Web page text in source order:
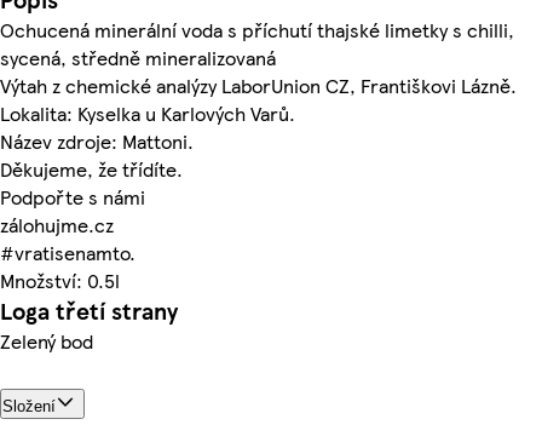
Ochucená minerální voda s příchutí thajské limetky s chilli,
sycená, středně mineralizovaná
Výtah z chemické analýzy LaborUnion CZ, Františkovi Lázně.
Lokalita: Kyselka u Karlových Varů.
Název zdroje: Mattoni.
Děkujeme, že třídíte.
Podpořte s námi
zálohujme.cz
#vratisenamto.
Množství: 0.5l
Loga třetí strany
Zelený bod
Složení